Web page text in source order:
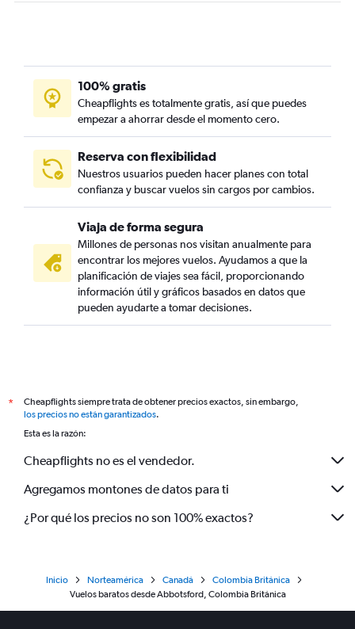
100% gratis
Cheapflights es totalmente gratis, así que puedes
empezar a ahorrar desde el momento cero.
Reserva con flexibilidad
Nuestros usuarios pueden hacer planes con total
confianza y buscar vuelos sin cargos por cambios.
Viaja de forma segura
Millones de personas nos visitan anualmente para
encontrar los mejores vuelos. Ayudamos a que la
planificación de viajes sea fácil, proporcionando
información útil y gráficos basados en datos que
pueden ayudarte a tomar decisiones.
*
Cheapflights siempre trata de obtener precios exactos, sin embargo,
los precios no están garantizados.
Esta es la razón:
Cheapflights no es el vendedor.
Agregamos montones de datos para ti
¿Por qué los precios no son 100% exactos?
Inicio Norteamérica Canadá
Colombia Británica
Vuelos baratos desde Abbotsford, Colombia Británica